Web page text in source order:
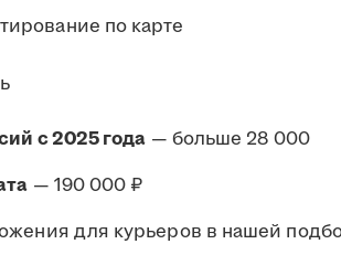
по карте
с 2025 года — больше 28 000
— 190 000 ₽
для курьеров в нашей